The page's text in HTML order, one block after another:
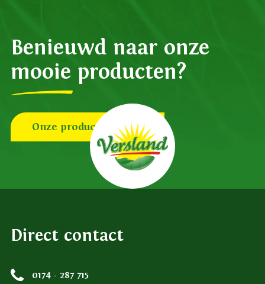
Benieuwd naar onze
mooie producten?
Onze productgroepen
Direct contact
0174 - 287 715